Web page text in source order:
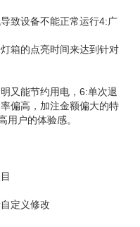
致设备不能正常运行4:广
箱的点亮时间来达到针对
又能节约用电，6:单次退
偏高，加注金额偏大的特
用户的体验感。
定义修改